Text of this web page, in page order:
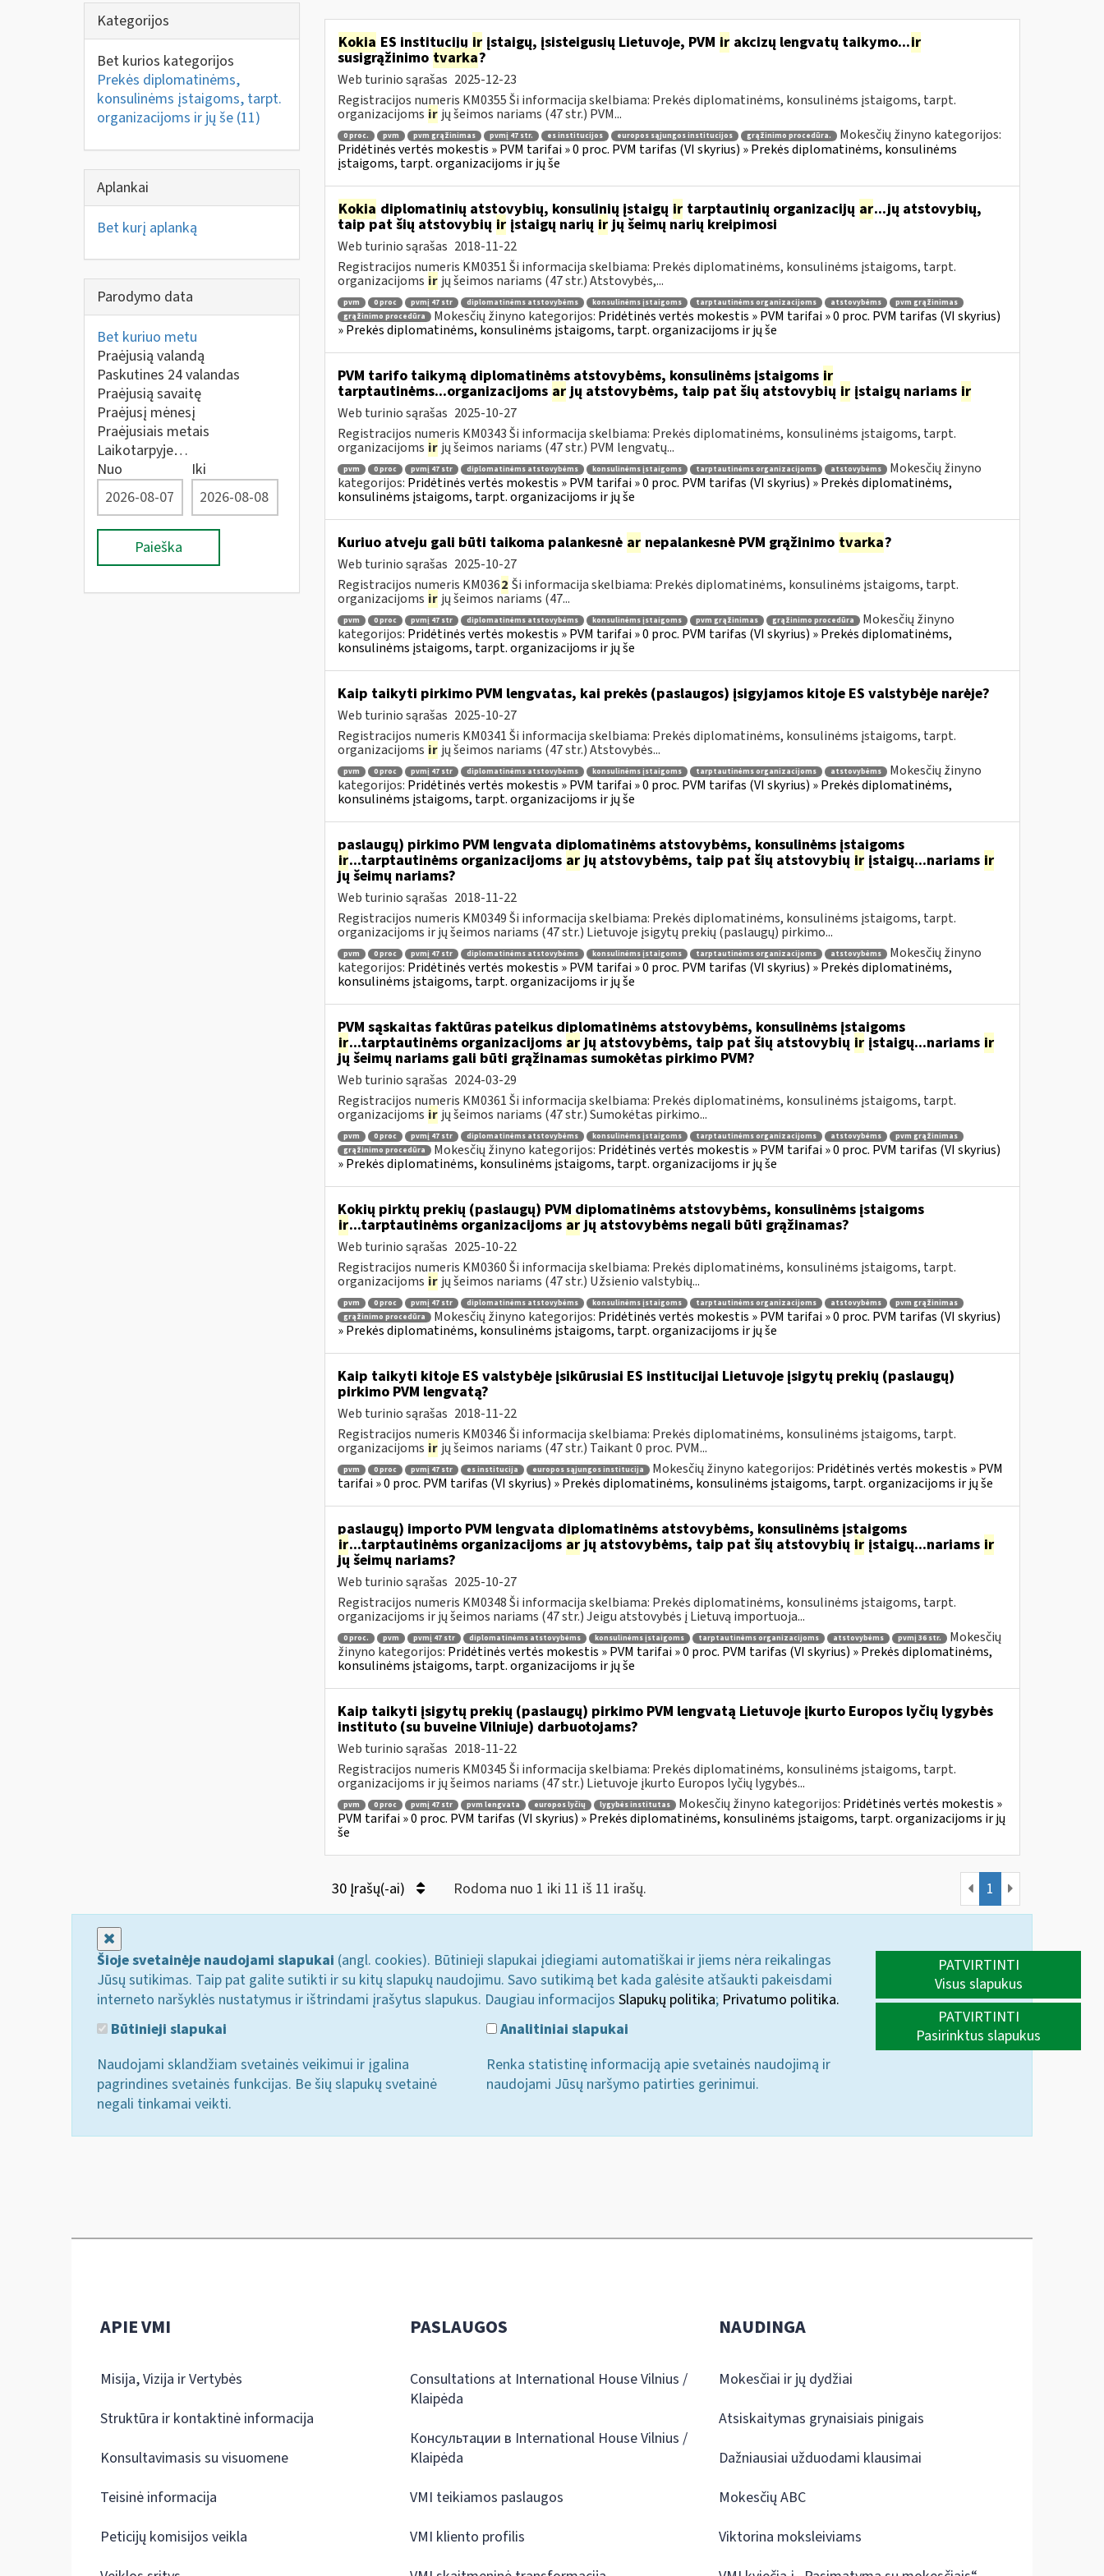
Kategorijos
Bet kurios kategorijos
Prekės diplomatinėms,
konsulinėms įstaigoms, tarpt.
organizacijoms ir jų še (11)
Aplankai
Bet kurį aplanką
Parodymo data
Bet kuriuo metu
Praėjusią valandą
Paskutines 24 valandas
Praėjusią savaitę
Praėjusį mėnesį
Praėjusiais metais
Laikotarpyje…
Nuo
Iki
Paieška
Kokia ES institucijųirįstaigų, įsisteigusių Lietuvoje, PVM irakcizų lengvatų taikymo...ir
susigrąžinimo tvarka?
Web turinio sąrašas 2025-12-23
Registracijos numeris KM0355 Ši informacija skelbiama: Prekės diplomatinėms, konsulinėms įstaigoms, tarpt.
organizacijoms ir jų šeimos nariams (47 str.) PVM...
0 proc. pvm pvm grąžinimas pvmį 47 str. es institucijos europos sąjungos institucijos grąžinimo procedūra.
Mokesčių žinyno kategorijos:
Pridėtinės vertės mokestis » PVM tarifai » 0 proc. PVM tarifas (VI skyrius) » Prekės diplomatinėms, konsulinėms
įstaigoms, tarpt. organizacijoms ir jų še
Kokia diplomatinių atstovybių, konsulinių įstaigų irtarptautinių organizacijų ar...jų atstovybių,
taip pat šių atstovybių irįstaigų narių irjų šeimų narių kreipimosi
Web turinio sąrašas 2018-11-22
Registracijos numeris KM0351 Ši informacija skelbiama: Prekės diplomatinėms, konsulinėms įstaigoms, tarpt.
organizacijoms ir jų šeimos nariams (47 str.) Atstovybės,...
pvm 0 proc pvmį 47 str diplomatinėms atstovybėms konsulinėms įstaigoms tarptautinėms organizacijoms atstovybėms
pvm grąžinimas
grąžinimo procedūra
Mokesčių žinyno kategorijos: Pridėtinės vertės mokestis » PVM tarifai » 0 proc. PVM tarifas (VI skyrius)
» Prekės diplomatinėms, konsulinėms įstaigoms, tarpt. organizacijoms ir jų še
PVM tarifo taikymą diplomatinėms atstovybėms, konsulinėms įstaigoms ir
tarptautinėms...organizacijoms arjų atstovybėms, taip pat šių atstovybių irįstaigų nariams ir
Web turinio sąrašas 2025-10-27
Registracijos numeris KM0343 Ši informacija skelbiama: Prekės diplomatinėms, konsulinėms įstaigoms, tarpt.
organizacijoms ir jų šeimos nariams (47 str.) PVM lengvatų...
pvm 0 proc pvmį 47 str diplomatinėms atstovybėms konsulinėms įstaigoms tarptautinėms organizacijoms atstovybėms
Mokesčių žinyno
kategorijos: Pridėtinės vertės mokestis » PVM tarifai » 0 proc. PVM tarifas (VI skyrius) » Prekės diplomatinėms,
konsulinėms įstaigoms, tarpt. organizacijoms ir jų še
Kuriuo atveju gali būti taikoma palankesnė arnepalankesnė PVM grąžinimo tvarka?
Web turinio sąrašas 2025-10-27
Registracijos numeris KM0362 Ši informacija skelbiama: Prekės diplomatinėms, konsulinėms įstaigoms, tarpt.
organizacijoms ir jų šeimos nariams (47...
pvm 0 proc pvmį 47 str diplomatinėms atstovybėms konsulinėms įstaigoms pvm grąžinimas grąžinimo procedūra
Mokesčių žinyno
kategorijos: Pridėtinės vertės mokestis » PVM tarifai » 0 proc. PVM tarifas (VI skyrius) » Prekės diplomatinėms,
konsulinėms įstaigoms, tarpt. organizacijoms ir jų še
Kaip taikyti pirkimo PVM lengvatas, kai prekės (paslaugos) įsigyjamos kitoje ES valstybėje narėje?
Web turinio sąrašas 2025-10-27
Registracijos numeris KM0341 Ši informacija skelbiama: Prekės diplomatinėms, konsulinėms įstaigoms, tarpt.
organizacijoms ir jų šeimos nariams (47 str.) Atstovybės...
pvm 0 proc pvmį 47 str diplomatinėms atstovybėms konsulinėms įstaigoms tarptautinėms organizacijoms atstovybėms
Mokesčių žinyno
kategorijos: Pridėtinės vertės mokestis » PVM tarifai » 0 proc. PVM tarifas (VI skyrius) » Prekės diplomatinėms,
konsulinėms įstaigoms, tarpt. organizacijoms ir jų še
paslaugų) pirkimo PVM lengvata diplomatinėms atstovybėms, konsulinėms įstaigoms
ir...tarptautinėms organizacijoms arjų atstovybėms, taip pat šių atstovybių irįstaigų...nariams ir
jų šeimų nariams?
Web turinio sąrašas 2018-11-22
Registracijos numeris KM0349 Ši informacija skelbiama: Prekės diplomatinėms, konsulinėms įstaigoms, tarpt.
organizacijoms ir jų šeimos nariams (47 str.) Lietuvoje įsigytų prekių (paslaugų) pirkimo...
pvm 0 proc pvmį 47 str diplomatinėms atstovybėms konsulinėms įstaigoms tarptautinėms organizacijoms atstovybėms
Mokesčių žinyno
kategorijos: Pridėtinės vertės mokestis » PVM tarifai » 0 proc. PVM tarifas (VI skyrius) » Prekės diplomatinėms,
konsulinėms įstaigoms, tarpt. organizacijoms ir jų še
PVM sąskaitas faktūras pateikus diplomatinėms atstovybėms, konsulinėms įstaigoms
ir...tarptautinėms organizacijoms arjų atstovybėms, taip pat šių atstovybių irįstaigų...nariams ir
jų šeimų nariams gali būti grąžinamas sumokėtas pirkimo PVM?
Web turinio sąrašas 2024-03-29
Registracijos numeris KM0361 Ši informacija skelbiama: Prekės diplomatinėms, konsulinėms įstaigoms, tarpt.
organizacijoms ir jų šeimos nariams (47 str.) Sumokėtas pirkimo...
pvm 0 proc pvmį 47 str diplomatinėms atstovybėms konsulinėms įstaigoms tarptautinėms organizacijoms atstovybėms
pvm grąžinimas
grąžinimo procedūra
Mokesčių žinyno kategorijos: Pridėtinės vertės mokestis » PVM tarifai » 0 proc. PVM tarifas (VI skyrius)
» Prekės diplomatinėms, konsulinėms įstaigoms, tarpt. organizacijoms ir jų še
Kokių pirktų prekių (paslaugų) PVM diplomatinėms atstovybėms, konsulinėms įstaigoms
ir...tarptautinėms organizacijoms arjų atstovybėms negali būti grąžinamas?
Web turinio sąrašas 2025-10-22
Registracijos numeris KM0360 Ši informacija skelbiama: Prekės diplomatinėms, konsulinėms įstaigoms, tarpt.
organizacijoms ir jų šeimos nariams (47 str.) Užsienio valstybių...
pvm 0 proc pvmį 47 str diplomatinėms atstovybėms konsulinėms įstaigoms tarptautinėms organizacijoms atstovybėms
pvm grąžinimas
grąžinimo procedūra
Mokesčių žinyno kategorijos: Pridėtinės vertės mokestis » PVM tarifai » 0 proc. PVM tarifas (VI skyrius)
» Prekės diplomatinėms, konsulinėms įstaigoms, tarpt. organizacijoms ir jų še
Kaip taikyti kitoje ES valstybėje įsikūrusiai ES institucijai Lietuvoje įsigytų prekių (paslaugų)
pirkimo PVM lengvatą?
Web turinio sąrašas 2018-11-22
Registracijos numeris KM0346 Ši informacija skelbiama: Prekės diplomatinėms, konsulinėms įstaigoms, tarpt.
organizacijoms ir jų šeimos nariams (47 str.) Taikant 0 proc. PVM...
pvm 0 proc pvmį 47 str es institucija europos sąjungos institucija Mokesčių žinyno kategorijos: Pridėtinės vertės mokestis » PVM
tarifai » 0 proc. PVM tarifas (VI skyrius) » Prekės diplomatinėms, konsulinėms įstaigoms, tarpt. organizacijoms ir jų še
paslaugų) importo PVM lengvata diplomatinėms atstovybėms, konsulinėms įstaigoms
ir...tarptautinėms organizacijoms arjų atstovybėms, taip pat šių atstovybių irįstaigų...nariams ir
jų šeimų nariams?
Web turinio sąrašas 2025-10-27
Registracijos numeris KM0348 Ši informacija skelbiama: Prekės diplomatinėms, konsulinėms įstaigoms, tarpt.
organizacijoms ir jų šeimos nariams (47 str.) Jeigu atstovybės į Lietuvą importuoja...
0 proc. pvm pvmį 47 str diplomatinėms atstovybėms konsulinėms įstaigoms tarptautinėms organizacijoms atstovybėms pvmį 36 str.
Mokesčių
žinyno kategorijos: Pridėtinės vertės mokestis » PVM tarifai » 0 proc. PVM tarifas (VI skyrius) » Prekės diplomatinėms,
konsulinėms įstaigoms, tarpt. organizacijoms ir jų še
Kaip taikyti įsigytų prekių (paslaugų) pirkimo PVM lengvatą Lietuvoje įkurto Europos lyčių lygybės
instituto (su buveine Vilniuje) darbuotojams?
Web turinio sąrašas 2018-11-22
Registracijos numeris KM0345 Ši informacija skelbiama: Prekės diplomatinėms, konsulinėms įstaigoms, tarpt.
organizacijoms ir jų šeimos nariams (47 str.) Lietuvoje įkurto Europos lyčių lygybės...
pvm 0 proc pvmį 47 str pvm lengvata europos lyčių lygybės institutas Mokesčių žinyno kategorijos: Pridėtinės vertės mokestis »
PVM tarifai » 0 proc. PVM tarifas (VI skyrius) » Prekės diplomatinėms, konsulinėms įstaigoms, tarpt. organizacijoms ir jų
še
30 Įrašų(-ai) Rodoma nuo 1 iki 11 iš 11 irašų. 1
Šioje svetainėje naudojami slapukai (angl. cookies). Būtinieji slapukai įdiegiami automatiškai ir jiems nėra reikalingas
Jūsų sutikimas. Taip pat galite sutikti ir su kitų slapukų naudojimu. Savo sutikimą bet kada galėsite atšaukti pakeisdami
interneto naršyklės nustatymus ir ištrindami įrašytus slapukus. Daugiau informacijos Slapukų politika; Privatumo politika.
Būtinieji slapukai
Naudojami sklandžiam svetainės veikimui ir įgalina
pagrindines svetainės funkcijas. Be šių slapukų svetainė
negali tinkamai veikti.
Analitiniai slapukai
Renka statistinę informaciją apie svetainės naudojimą ir
naudojami Jūsų naršymo patirties gerinimui.
PATVIRTINTI
Visus slapukus
PATVIRTINTI
Pasirinktus slapukus
APIE VMI
Misija, Vizija ir Vertybės
Struktūra ir kontaktinė informacija
Konsultavimasis su visuomene
Teisinė informacija
Peticijų komisijos veikla
PASLAUGOS
Consultations at International House Vilnius /
Klaipėda
Консультации в International House Vilnius /
Klaipėda
VMI teikiamos paslaugos
VMI kliento profilis
NAUDINGA
Mokesčiai ir jų dydžiai
Atsiskaitymas grynaisiais pinigais
Dažniausiai užduodami klausimai
Mokesčių ABC
Viktorina moksleiviams